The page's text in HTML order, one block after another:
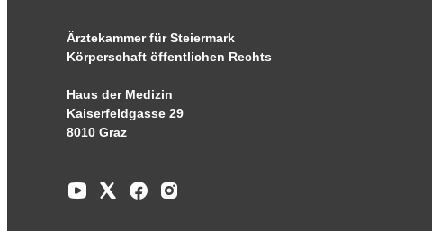
Ärztekammer für Steiermark
Körperschaft öffentlichen Rechts
Haus der Medizin
Kaiserfeldgasse 29
8010 Graz